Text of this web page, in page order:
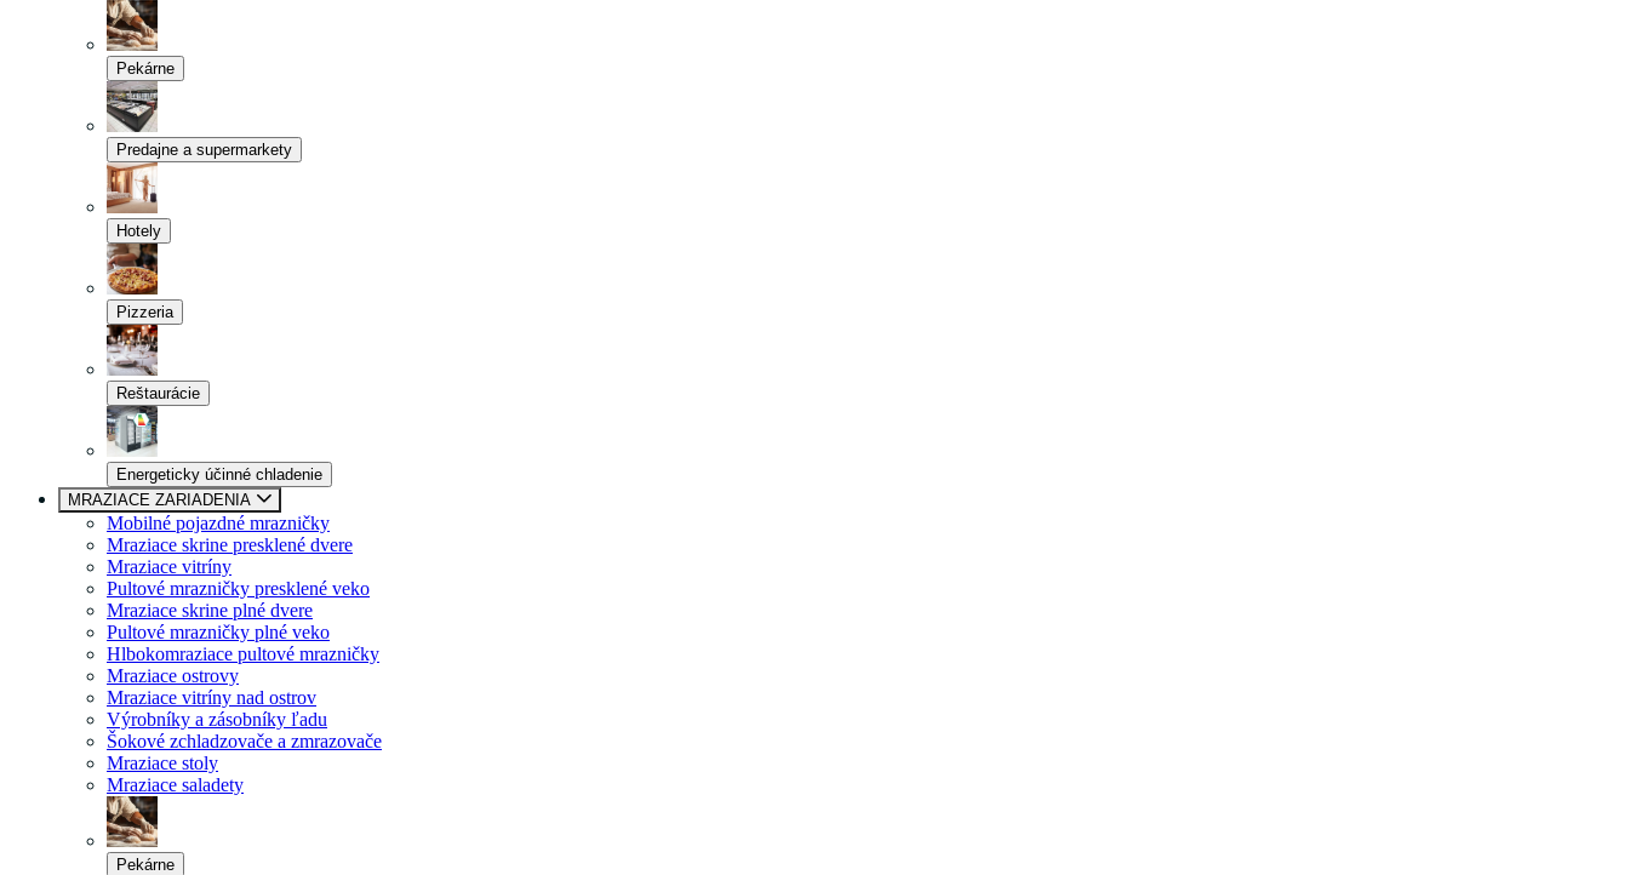
Pekárne
Predajne a supermarkety
Hotely
Pizzeria
Reštaurácie
Energeticky účinné chladenie
MRAZIACE ZARIADENIA
Mobilné pojazdné mrazničky
Mraziace skrine presklené dvere
Mraziace vitríny
Pultové mrazničky presklené veko
Mraziace skrine plné dvere
Pultové mrazničky plné veko
Hlbokomraziace pultové mrazničky
Mraziace ostrovy
Mraziace vitríny nad ostrov
Výrobníky a zásobníky ľadu
Šokové zchladzovače a zmrazovače
Mraziace stoly
Mraziace saladety
Pekárne